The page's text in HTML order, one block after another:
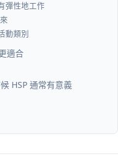
彈性地工作
動類別
適合
HSP 通常有意義